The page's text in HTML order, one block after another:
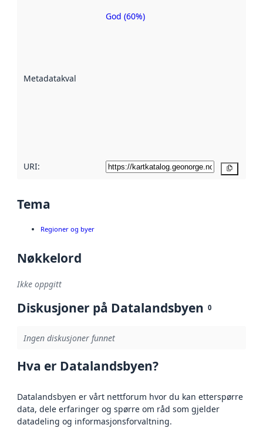
Metadatakvalitet
Metadatakvalitet
God (60%)
URI:
Tema
Regioner og byer
Nøkkelord
Ikke oppgitt
Diskusjoner på Datalandsbyen 0
Ingen diskusjoner funnet
Hva er Datalandsbyen?
Datalandsbyen er vårt nettforum hvor du kan etterspørre
data, dele erfaringer og spørre om råd som gjelder
datadeling og informasjonsforvaltning.